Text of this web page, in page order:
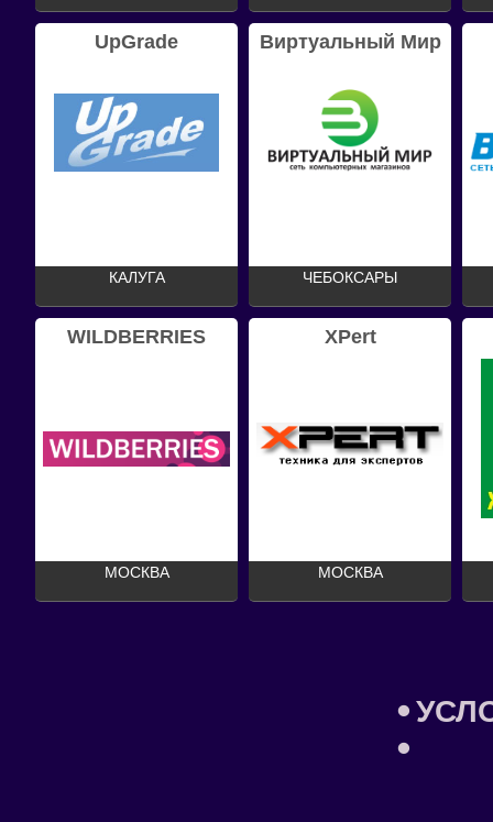
UpGrade
КАЛУГА
Виртуальный Мир
ЧЕБОКСАРЫ
WILDBERRIES
МОСКВА
XPert
МОСКВА
•
•